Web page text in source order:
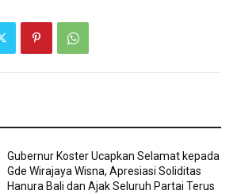
Gubernur Koster Ucapkan Selamat kepada
Gde Wirajaya Wisna, Apresiasi Soliditas
Hanura Bali dan Ajak Seluruh Partai Terus